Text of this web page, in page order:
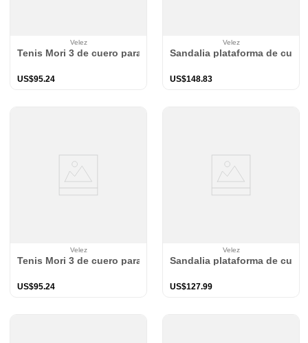
Velez
Tenis Mori 3 de cuero para mujer silueta deportiva
US$95.24
Velez
Sandalia plataforma de
US$148.83
Velez
Tenis Mori 3 de cuero para mujer silueta deportiva
US$95.24
Velez
Sandalia plataforma de
US$127.99